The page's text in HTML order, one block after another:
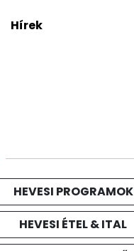
Hírek
HEVESI PROGRAMOK
HEVESI ÉTEL & ITAL